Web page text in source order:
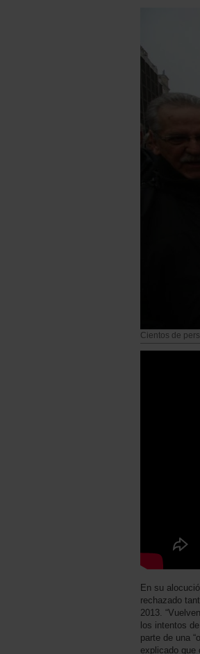
Cientos de
En su
rechazado
2013.
los intentos
parte de una
explicado que